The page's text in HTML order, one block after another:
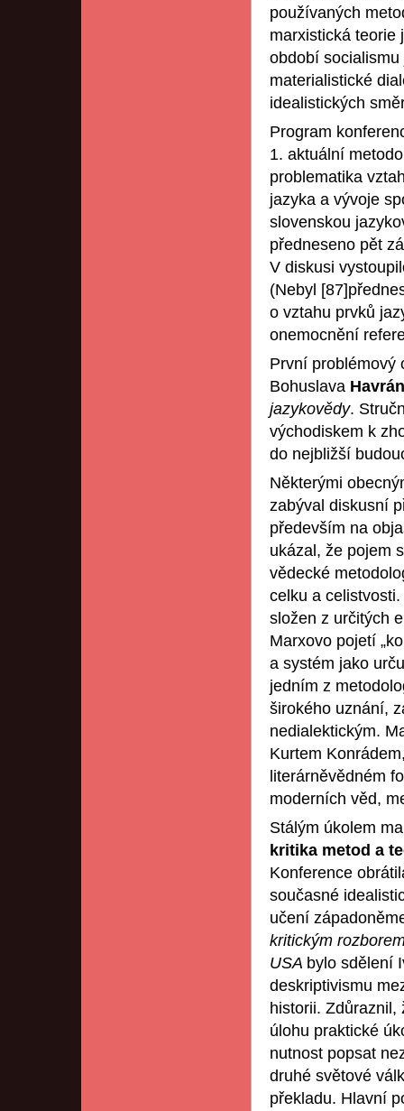
používaných
marxistická teorie
období
materialistické
idealistických
Program
1. aktuální
problematika
jazyka a vývoje
slovenskou
předneseno pět
V diskusi
(Nebyl
o vztahu prvků
onemocnění
První problémový
Bohuslava
jazykovědy.
východiskem k
do nejbližší
Některými
zabýval diskusní
především na
ukázal, že pojem
vědecké
celku a
složen z určitých
Marxovo pojetí
a systém jako
jedním z
širokého uznání,
nedialektickým.
Kurtem
literárněvědném
moderních věd,
Stálým úkolem
kritika metod a
Konference
současné
učení
kritickým
USA bylo sdělení
deskriptivismu
historii. Zdůraznil,
úlohu praktické
nutnost popsat
druhé světové
překladu. Hlavní